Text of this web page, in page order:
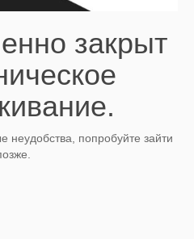
закрыт
неудобства, попробуйте зайти